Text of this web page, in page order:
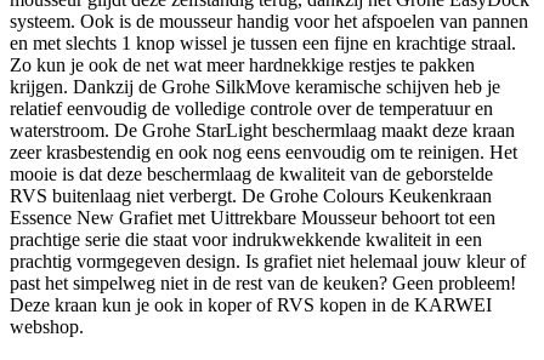
systeem. Ook is de mousseur handig voor het afspoelen van pannen
en met slechts 1 knop wissel je tussen een fijne en krachtige straal.
Zo kun je ook de net wat meer hardnekkige restjes te pakken
krijgen. Dankzij de Grohe SilkMove keramische schijven heb je
relatief eenvoudig de volledige controle over de temperatuur en
waterstroom. De Grohe StarLight beschermlaag maakt deze kraan
zeer krasbestendig en ook nog eens eenvoudig om te reinigen. Het
mooie is dat deze beschermlaag de kwaliteit van de geborstelde
RVS buitenlaag niet verbergt. De Grohe Colours Keukenkraan
Essence New Grafiet met Uittrekbare Mousseur behoort tot een
prachtige serie die staat voor indrukwekkende kwaliteit in een
prachtig vormgegeven design. Is grafiet niet helemaal jouw kleur of
past het simpelweg niet in de rest van de keuken? Geen probleem!
Deze kraan kun je ook in koper of RVS kopen in de KARWEI
webshop.